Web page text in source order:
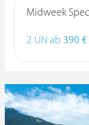
Midweek
2 ÜN ab 390 €